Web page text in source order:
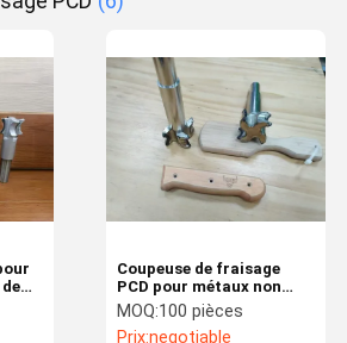
Coupeuse de fraisage
PCD pour métaux non
ferreux 3 pouces
Longueur totale Pour
MOQ:100 pièces
Prix:negotiable